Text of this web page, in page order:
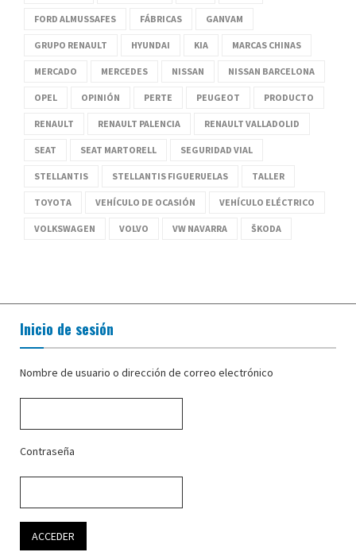
FORD ALMUSSAFES FÁBRICAS GANVAM
GRUPO RENAULT HYUNDAI KIA MARCAS CHINAS
MERCADO MERCEDES NISSAN NISSAN BARCELONA
OPEL OPINIÓN PERTE PEUGEOT PRODUCTO
RENAULT RENAULT PALENCIA RENAULT VALLADOLID
SEAT SEAT MARTORELL SEGURIDAD VIAL
STELLANTIS STELLANTIS FIGUERUELAS TALLER
TOYOTA VEHÍCULO DE OCASIÓN VEHÍCULO ELÉCTRICO
VOLKSWAGEN VOLVO VW NAVARRA ŠKODA
Inicio de sesión
Nombre de usuario o dirección de correo electrónico
Contraseña